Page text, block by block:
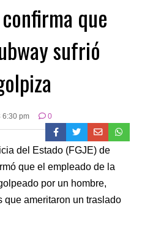
que
sufrió
6:30 pm 0
del Estado (FGJE) de
que el empleado de la
por un hombre,
que ameritaron un traslado